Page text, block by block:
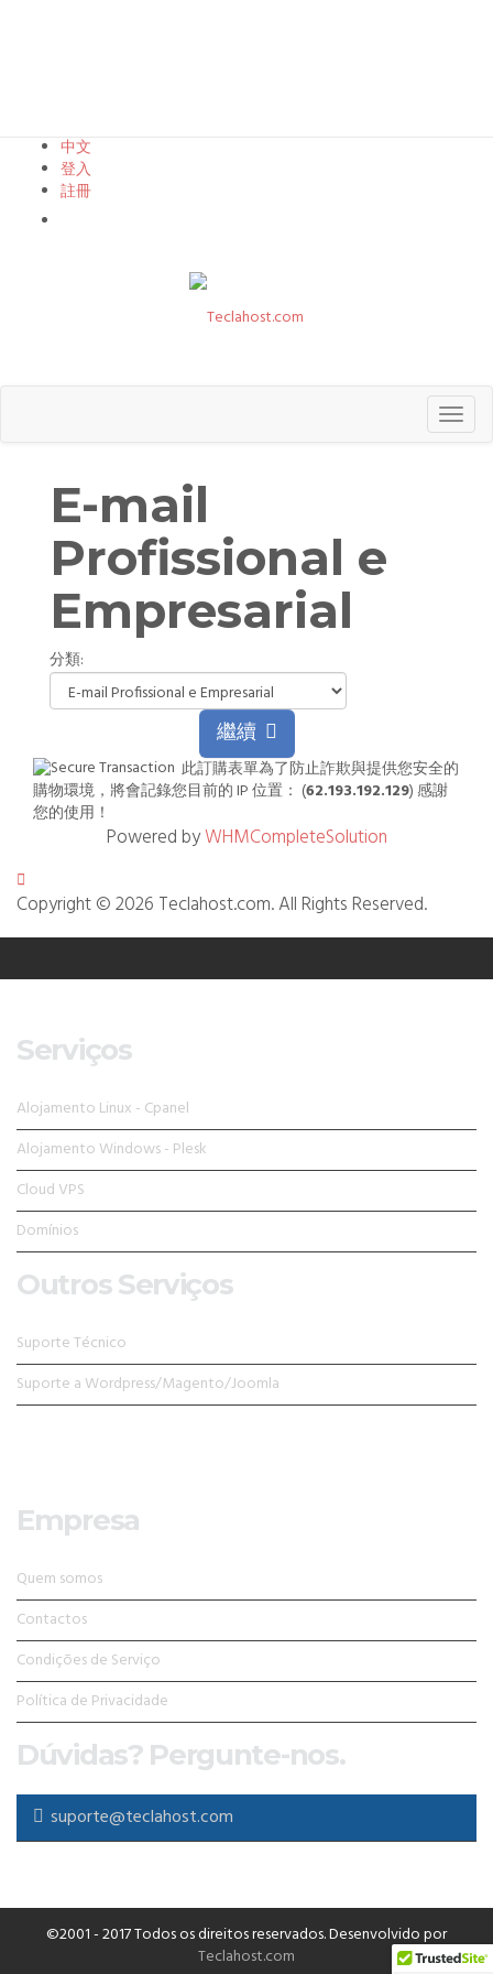
中文
登入
註冊
E-mail
Profissional e
Empresarial
分類:
繼續
此訂購表單為了防止詐欺與提供您安全的
購物環境，將會記錄您目前的 IP 位置： (62.193.192.129) 感謝
您的使用！
Powered byWHMCompleteSolution
Copyright © 2026 Teclahost.com. All Rights Reserved.
Serviços
Alojamento Linux - Cpanel
Alojamento Windows - Plesk
Cloud VPS
Domínios
Outros Serviços
Suporte Técnico
Suporte a Wordpress/Magento/Joomla
Empresa
Quem somos
Contactos
Condições de Serviço
Política de Privacidade
Dúvidas? Pergunte-nos.
suporte@teclahost.com
©2001 - 2017 Todos os direitos reservados. Desenvolvido por
Teclahost.com